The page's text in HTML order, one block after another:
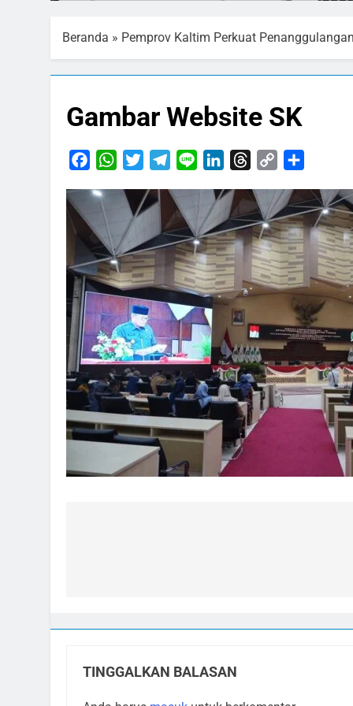
Beranda » Pemprov Kaltim Perkuat
Gambar Website SK
FacebookWhatsApp
TwitterTelegram
Line LinkedInThreads
Copy
TINGGALKAN BALASAN